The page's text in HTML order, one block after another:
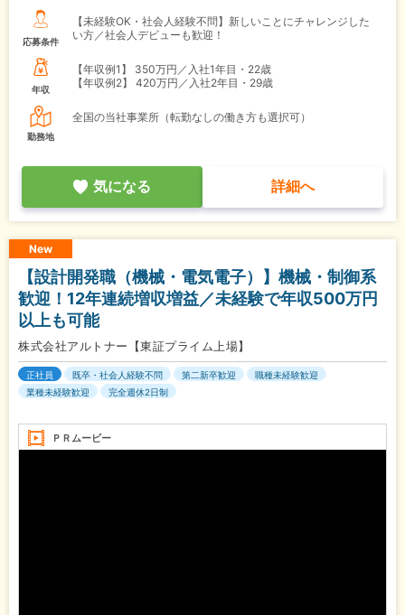
応募条件
【未経験OK・社会人経験不問】新しいことにチャレンジした
い方／社会人デビューも歓迎！
年収
【年収例1】
350万円／入社1年目・22歳
【年収例2】
420万円／入社2年目・29歳
勤務地
全国の当社事業所（転勤なしの働き方も選択可）
気になる 詳細へ
New
【設計開発職（機械・電気電子）】機械・制御系
歓迎！12年連続増収増益／未経験で年収500万円
以上も可能
株式会社アルトナー【東証プライム上場】
正社員 既卒・社会人経験不問 第二新卒歓迎
職種未経験歓迎
業種未経験歓迎
完全週休2日制
ＰＲムービー